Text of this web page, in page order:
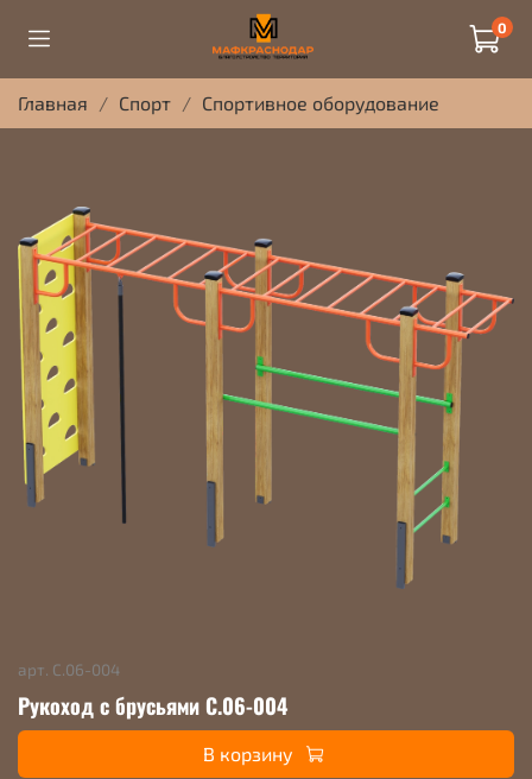
0
Главная Спорт Спортивное оборудование
арт. С.06-004
Рукоход с брусьями С.06-004
В корзину